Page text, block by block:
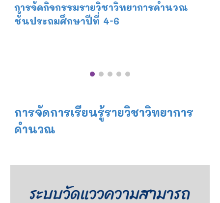
การจัดกิจกรรมรายวิชาวิทยาการคำนวณ
ชั้นประถมศึกษาปีที่ 4-6
การจัดการเรียนรู้รายวิชาวิทยาการ
คำนวณ